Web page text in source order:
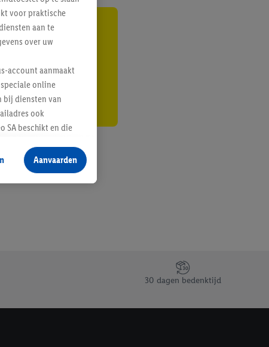
30 dagen bedenktijd
voor praktische
aan te
over uw
account aanmaakt
online
bij diensten van
ook
SA beschikt en die
producten waarin
voegen, maar het
als er met behulp
Aanvaarden